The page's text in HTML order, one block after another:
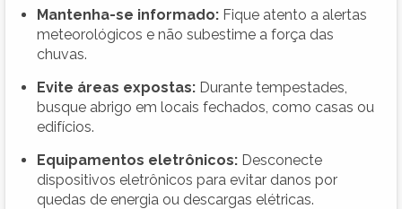
Mantenha-se informado: Fique atento a alertas
meteorológicos e não subestime a força das
chuvas.
Evite áreas expostas: Durante tempestades,
busque abrigo em locais fechados, como casas ou
edifícios.
Equipamentos eletrônicos: Desconecte
dispositivos eletrônicos para evitar danos por
quedas de energia ou descargas elétricas.